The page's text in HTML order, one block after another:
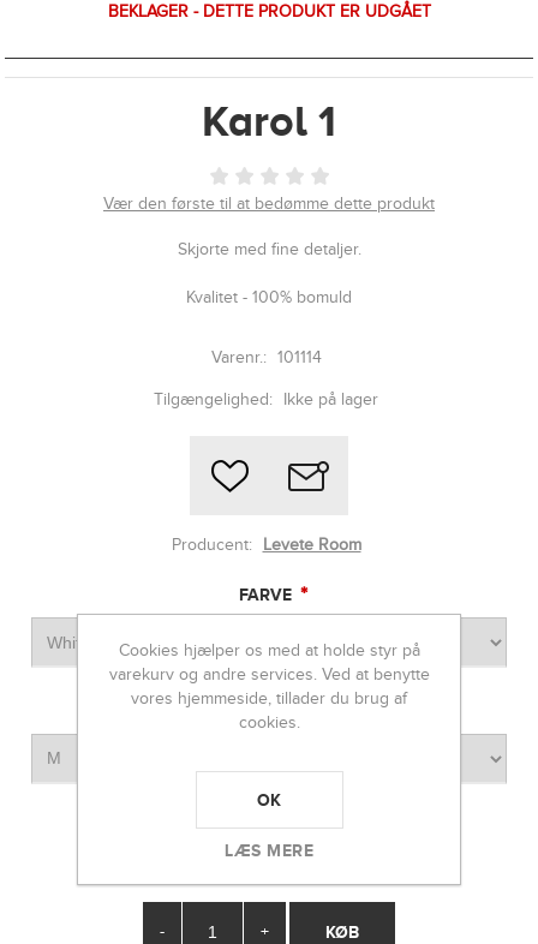
BEKLAGER - DETTE PRODUKT ER UDGÅET
Karol 1
Vær den første til at bedømme dette produkt
Skjorte med fine detaljer.
Kvalitet - 100% bomuld
Varenr.: 101114
Tilgængelighed: Ikke på lager
Producent: Levete Room
FARVE *
STØRRELSE *
899,95 DKK
- +
Cookies hjælper os med at holde styr på
varekurv og andre services. Ved at benytte
vores hjemmeside, tillader du brug af
cookies.
OK
LÆS MERE